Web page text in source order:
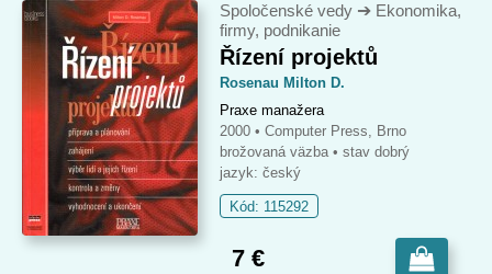
Spoločenské vedy ➔ Ekonomika,
firmy, podnikanie
Řízení projektů
Rosenau Milton D.
Praxe manažera
2000 • Computer Press, Brno
brožovaná väzba • stav dobrý
jazyk: český
Kód: 115292
7 €